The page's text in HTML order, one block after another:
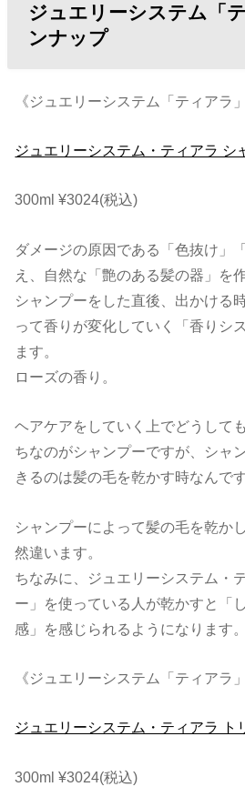
ジュエリーシステム「
ンナップ
《ジュエリーシステム「ティアラ
ジュエリーシステム・ティアラ シ
300ml ¥3024(税込)
ダメージの原因である「色抜け」
え、自然な「艶のある髪の器」を
シャンプーをした直後、出かける
って香りが変化していく「香りシ
ます。
ローズの香り。
ヘアケアをしていく上でどうして
ちなのがシャンプーですが、シャ
きるのは髪の毛を乾かす時なんです
シャンプーによって髪の毛を乾か
然違います。
ちなみに、ジュエリーシステム・
ー」を使っている人が乾かすと「
感」を感じられるようになります。
《ジュエリーシステム「ティアラ
ジュエリーシステム・ティアラ ト
300ml ¥3024(税込)